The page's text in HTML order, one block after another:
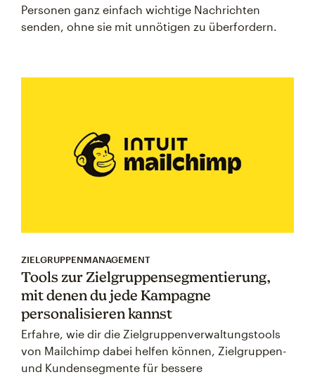
Personen ganz einfach wichtige Nachrichten
senden, ohne sie mit unnötigen zu überfordern.
ZIELGRUPPENMANAGEMENT
Tools zur Zielgruppensegmentierung,
mit denen du jede Kampagne
personalisieren kannst
Erfahre, wie dir die Zielgruppenverwaltungstools
von Mailchimp dabei helfen können, Zielgruppen-
und Kundensegmente für bessere